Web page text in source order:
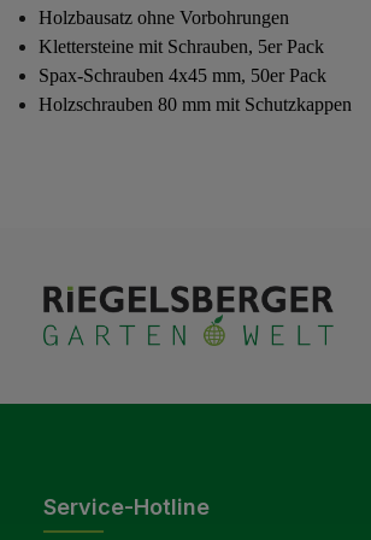
Holzbausatz ohne Vorbohrungen
Klettersteine mit Schrauben, 5er Pack
Spax-Schrauben 4x45 mm, 50er Pack
Holzschrauben 80 mm mit Schutzkappen
Service-Hotline